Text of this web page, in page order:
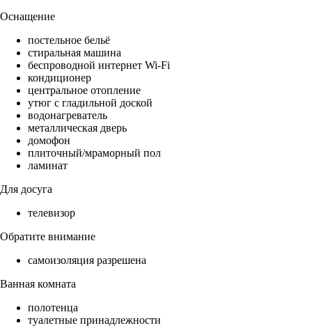
Оснащение
постельное бельё
стиральная машина
беспроводной интернет Wi-Fi
кондиционер
центральное отопление
утюг с гладильной доской
водонагреватель
металлическая дверь
домофон
плиточный/мраморный пол
ламинат
Для досуга
телевизор
Обратите внимание
самоизоляция разрешена
Ванная комната
полотенца
туалетные принадлежности